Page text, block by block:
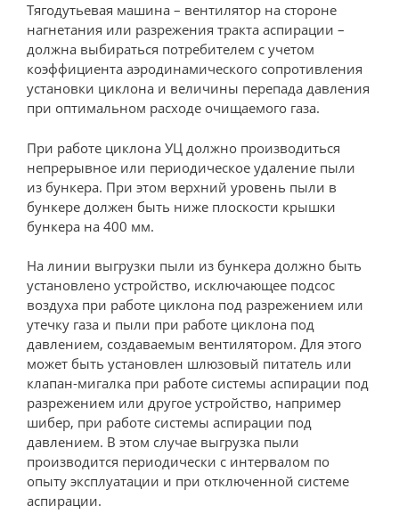
Тягодутьевая машина – вентилятор на стороне
нагнетания или разрежения тракта аспирации –
должна выбираться потребителем с учетом
коэффициента аэродинамического сопротивления
установки циклона и величины перепада давления
при оптимальном расходе очищаемого газа.
При работе циклона УЦ должно производиться
непрерывное или периодическое удаление пыли
из бункера. При этом верхний уровень пыли в
бункере должен быть ниже плоскости крышки
бункера на 400 мм.
На линии выгрузки пыли из бункера должно быть
установлено устройство, исключающее подсос
воздуха при работе циклона под разрежением или
утечку газа и пыли при работе циклона под
давлением, создаваемым вентилятором. Для этого
может быть установлен шлюзовый питатель или
клапан-мигалка при работе системы аспирации под
разрежением или другое устройство, например
шибер, при работе системы аспирации под
давлением. В этом случае выгрузка пыли
производится периодически с интервалом по
опыту эксплуатации и при отключенной системе
аспирации.